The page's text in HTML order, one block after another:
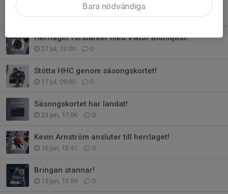
Herrlaget förstärker med Viktor Blomqvist!
27 jul, 12:00 0
Stötta HHC genom säsongskortet!
17 jul, 09:00 0
Säsongskortet har landat!
23 jun, 17:06 0
Kevin Arnström ansluter till herrlaget!
16 jun, 12:41 0
Bringan stannar!
15 jun, 13:59 0
Bara nödvändiga